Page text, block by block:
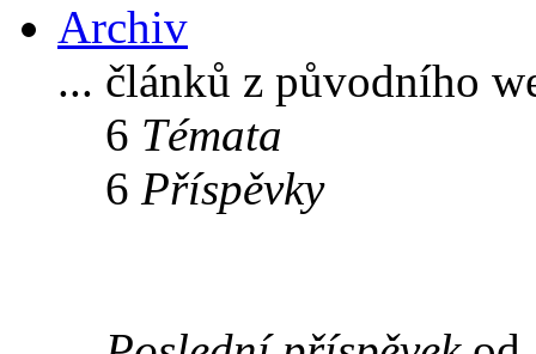
Archiv
... článků z původního
6 Témata
6 Příspěvky